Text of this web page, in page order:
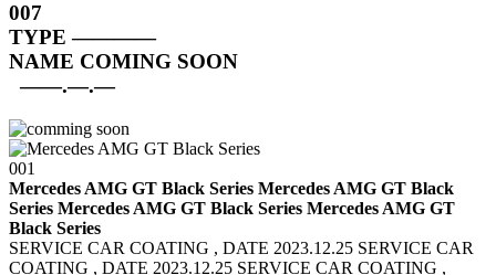
007
TYPE ————
NAME COMING SOON
——.—.—
001
Mercedes AMG GT Black Series Mercedes AMG GT Black
Series Mercedes AMG GT Black Series Mercedes AMG GT
Black Series
SERVICE CAR COATING , DATE 2023.12.25 SERVICE CAR
COATING , DATE 2023.12.25 SERVICE CAR COATING ,